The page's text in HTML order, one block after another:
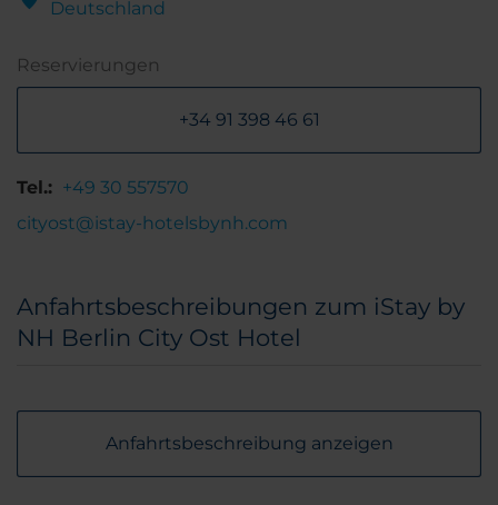
Deutschland
Reservierungen
+34 91 398 46 61
Tel.: +49 30 557570
cityost@istay-hotelsbynh.com
Anfahrtsbeschreibungen zum iStay by
NH Berlin City Ost Hotel
Anfahrtsbeschreibung anzeigen